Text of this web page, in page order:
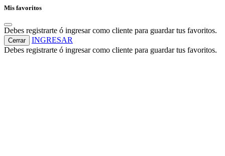
Mis favoritos
Debes registrarte ó ingresar como cliente para guardar tus favoritos.
Cerrar
INGRESAR
Debes registrarte ó ingresar como cliente para guardar tus favoritos.